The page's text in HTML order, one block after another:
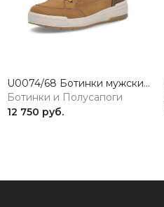
U0074/68 Ботинки мужские рыжий Rieker Sport
Ботинки и Полусапоги
12 750 руб.